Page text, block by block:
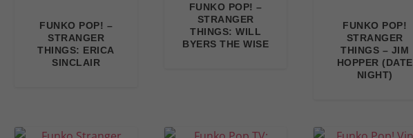
FUNKO POP! –
STRANGER
THINGS: ERICA
SINCLAIR
FUNKO POP! –
STRANGER
THINGS: WILL
BYERS THE WISE
FUNKO POP!
STRANGER
THINGS – JIM
HOPPER (DATE
NIGHT)